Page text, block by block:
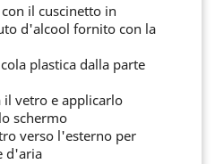
il cuscinetto in
d'alcool fornito con la
plastica dalla parte
il vetro e applicarlo
schermo
verso l'esterno per
d'aria